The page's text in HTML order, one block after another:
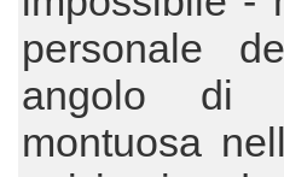
personale
angolo di
montuosa